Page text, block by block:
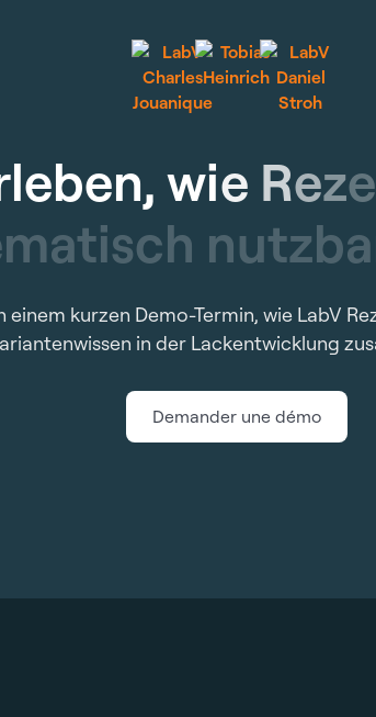
leben, wie Reze
matisch nutzba
einem kurzen Demo-Termin, wie LabV
in der Lackentwicklung
Demander une démo